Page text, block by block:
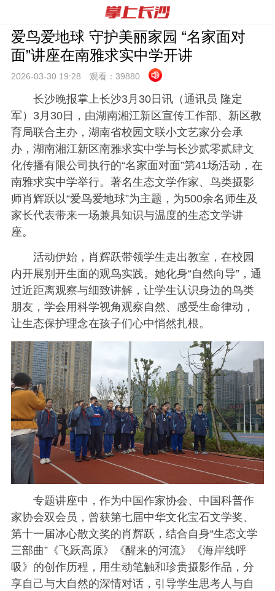
爱鸟爱地球 守护美丽家园 “名家面对
面”讲座在南雅求实中学开讲
2026-03-30 19:28 观看： 39880
长沙晚报掌上长沙3月30日讯（通讯员 隆定
军）3月30日，由湖南湘江新区宣传工作部、新区教
育局联合主办，湖南省校园文联小文艺家分会承
办，湖南湘江新区南雅求实中学与长沙贰零贰肆文
化传播有限公司执行的“名家面对面”第41场活动，在
南雅求实中学举行。著名生态文学作家、鸟类摄影
师肖辉跃以“爱鸟爱地球”为主题，为500余名师生及
家长代表带来一场兼具知识与温度的生态文学讲
座。
活动伊始，肖辉跃带领学生走出教室，在校园
内开展别开生面的观鸟实践。她化身“自然向导”，通
过近距离观察与细致讲解，让学生认识身边的鸟类
朋友，学会用科学视角观察自然、感受生命律动，
让生态保护理念在孩子们心中悄然扎根。
专题讲座中，作为中国作家协会、中国科普作
家协会双会员，曾获第七届中华文化宝石文学奖、
第十一届冰心散文奖的肖辉跃，结合自身“生态文学
三部曲”《飞跃高原》《醒来的河流》《海岸线呼
吸》的创作历程，用生动笔触和珍贵摄影作品，分
享自己与大自然的深情对话，引导学生思考人与自